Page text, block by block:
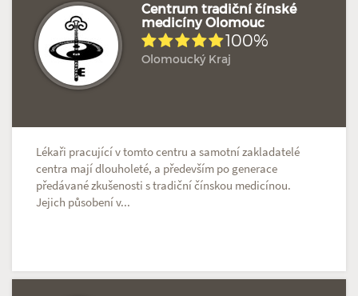
Centrum tradiční čínské
medicíny Olomouc
100%
Olomoucký Kraj
Lékaři pracující v tomto centru a samotní zakladatelé
centra mají dlouholeté, a především po generace
předávané zkušenosti s tradiční čínskou medicínou.
Jejich působení v...
Hodnoceno: 20× Profil terapeuta